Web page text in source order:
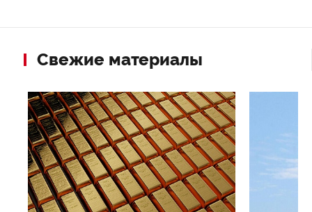
Свежие материалы